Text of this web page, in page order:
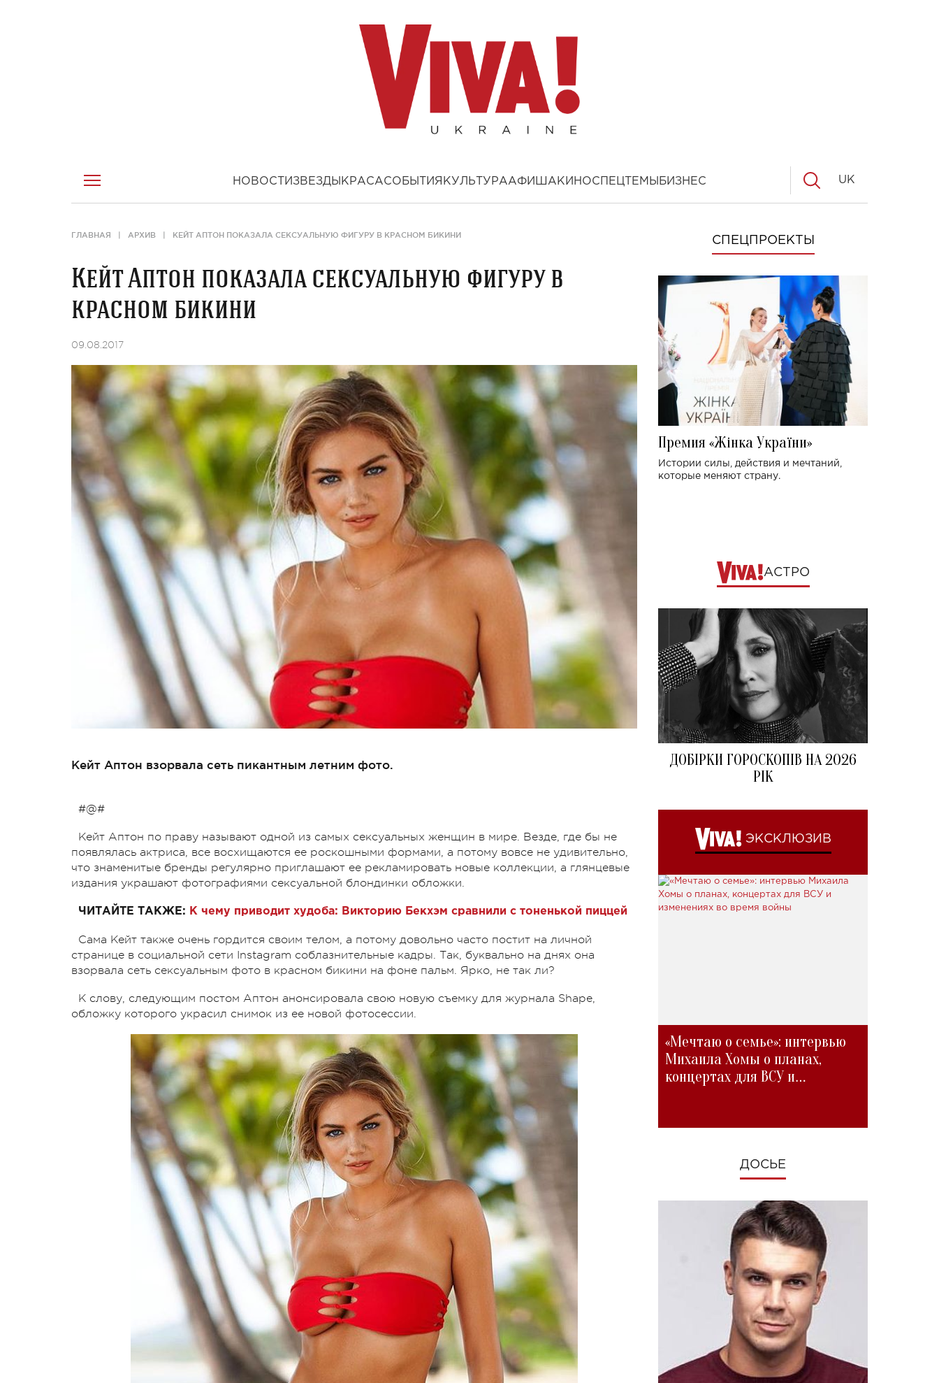
НОВОСТИ ЗВЕЗДЫ КРАСАСОБЫТИЯ КУЛЬТУРААФИША КИНОСПЕЦТЕМЫ БИЗНЕС UK
ГЛАВНАЯ АРХИВ КЕЙТ АПТОН ПОКАЗАЛА СЕКСУАЛЬНУЮ ФИГУРУ В КРАСНОМ БИКИНИ
Кейт Аптон показала сексуальную фигуру в
красном бикини
09.08.2017
Кейт Аптон взорвала сеть пикантным летним фото.
#@#
Кейт Аптон по праву называют одной из самых сексуальных женщин в мире. Везде, где бы не
появлялась актриса, все восхищаются ее роскошными формами, а потому вовсе не удивительно,
что знаменитые бренды регулярно приглашают ее рекламировать новые коллекции, а глянцевые
издания украшают фотографиями сексуальной блондинки обложки.
ЧИТАЙТЕ ТАКЖЕ: К чему приводит худоба: Викторию Бекхэм сравнили с тоненькой пиццей
Сама Кейт также очень гордится своим телом, а потому довольно часто постит на личной
странице в социальной сети Instagram соблазнительные кадры. Так, буквально на днях она
взорвала сеть сексуальным фото в красном бикини на фоне пальм. Ярко, не так ли?
К слову, следующим постом Аптон анонсировала свою новую съемку для журнала Shape,
обложку которого украсил снимок из ее новой фотосессии.
СПЕЦПРОЕКТЫ
Премия «Жінка України»
Истории силы, действия и мечтаний,
которые меняют страну.
АСТРО
ДОБІРКИ ГОРОСКОПІВ НА 2026
РІК
ЭКСКЛЮЗИВ
«Мечтаю о семье»: интервью
Михаила Хомы о планах,
концертах для ВСУ и
ДОСЬЕ